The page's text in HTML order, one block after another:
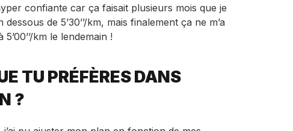
confiante car ça faisait plusieurs mois que je
dessous de 5’30’’/km, mais finalement ça ne m’a
km le lendemain !
TU PRÉFÈRES DANS
?